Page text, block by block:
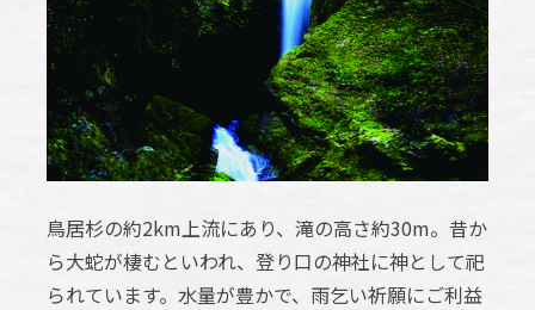
鳥居杉の約2km上流にあり、滝の高さ約30m。昔か
ら大蛇が棲むといわれ、登り口の神社に神として祀
られています。水量が豊かで、雨乞い祈願にご利益